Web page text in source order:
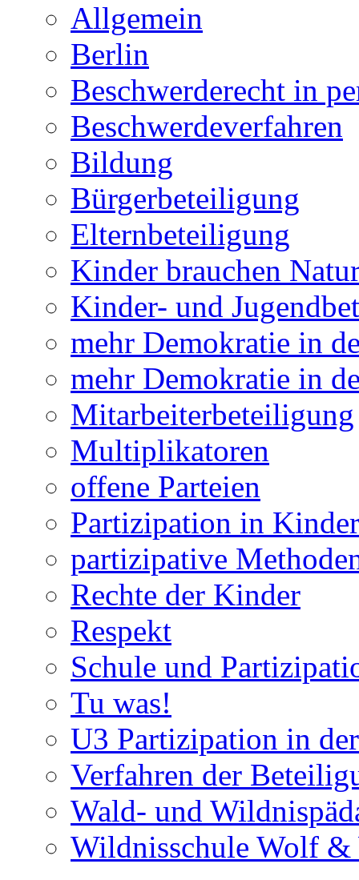
Allgemein
Berlin
Beschwerderecht in
Beschwerdeverfahren
Bildung
Bürgerbeteiligung
Elternbeteiligung
Kinder brauchen
Kinder- und
mehr Demokratie in
mehr Demokratie in
Mitarbeiterbeteiligung
Multiplikatoren
offene Parteien
Partizipation in
partizipative
Rechte der Kinder
Respekt
Schule und
Tu was!
U3 Partizipation in
Verfahren der
Wald- und
Wildnisschule Wolf &